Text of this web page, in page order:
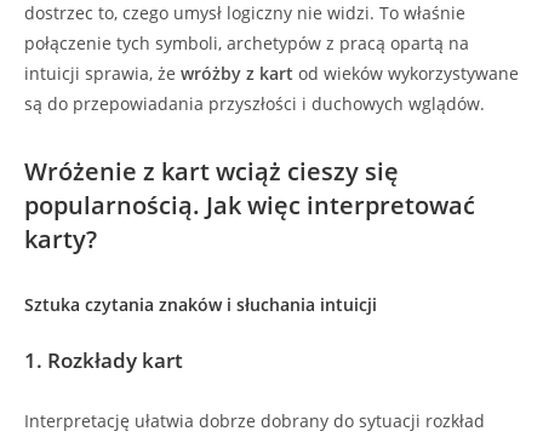
dostrzec to, czego umysł logiczny nie widzi. To właśnie
połączenie tych symboli, archetypów z pracą opartą na
intuicji sprawia, że wróżby z kart od wieków wykorzystywane
są do przepowiadania przyszłości i duchowych wglądów.
Wróżenie z kart wciąż cieszy się
popularnością. Jak więc interpretować
karty?
Sztuka czytania znaków i słuchania intuicji
1. Rozkłady kart
Interpretację ułatwia dobrze dobrany do sytuacji rozkład